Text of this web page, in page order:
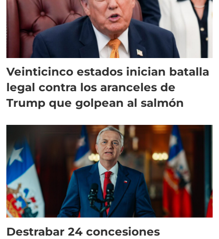
Veinticinco estados inician batalla
legal contra los aranceles de
Trump que golpean al salmón
Destrabar 24 concesiones